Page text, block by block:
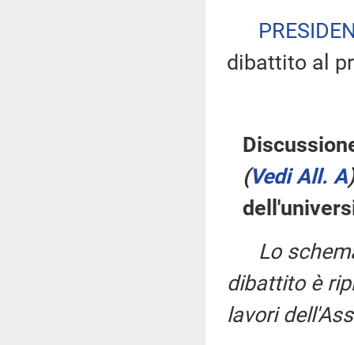
dibattito al
(Vedi All. A)
Lo
dibattito è
lavori